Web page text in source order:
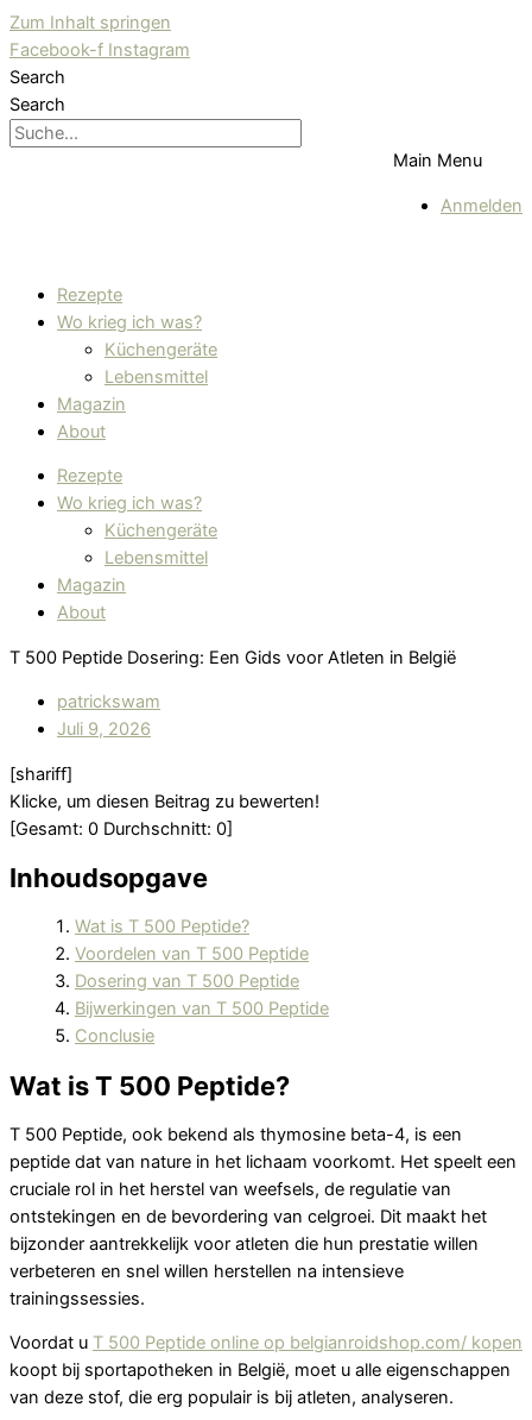
Zum Inhalt springen
Facebook-f Instagram
Search
Search
Main Menu
Anmelden
Rezepte
Wo krieg ich was?
Küchengeräte
Lebensmittel
Magazin
About
Rezepte
Wo krieg ich was?
Küchengeräte
Lebensmittel
Magazin
About
T 500 Peptide Dosering: Een Gids voor Atleten in België
patrickswam
Juli 9, 2026
[shariff]
Klicke, um diesen Beitrag zu bewerten!
[Gesamt: 0 Durchschnitt: 0]
Inhoudsopgave
Wat is T 500 Peptide?
Voordelen van T 500 Peptide
Dosering van T 500 Peptide
Bijwerkingen van T 500 Peptide
Conclusie
Wat is T 500 Peptide?
T 500 Peptide, ook bekend als thymosine beta-4, is een
peptide dat van nature in het lichaam voorkomt. Het speelt een
cruciale rol in het herstel van weefsels, de regulatie van
ontstekingen en de bevordering van celgroei. Dit maakt het
bijzonder aantrekkelijk voor atleten die hun prestatie willen
verbeteren en snel willen herstellen na intensieve
trainingssessies.
Voordat u T 500 Peptide online op belgianroidshop.com/ kopen
koopt bij sportapotheken in België, moet u alle eigenschappen
van deze stof, die erg populair is bij atleten, analyseren.